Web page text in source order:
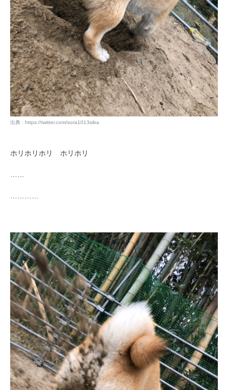
出典 : https://twitter.com/sora1013siba
ホリホリホリ ホリホリ